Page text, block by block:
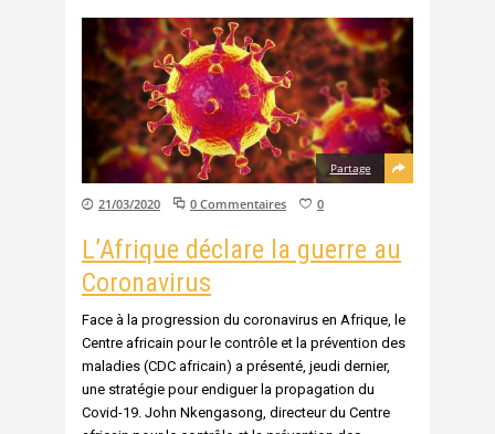
Partage
21/03/2020 0 Commentaires 0
L’Afrique déclare la guerre au
Coronavirus
Face à la progression du coronavirus en Afrique, le
Centre africain pour le contrôle et la prévention des
maladies (CDC africain) a présenté, jeudi dernier,
une stratégie pour endiguer la propagation du
Covid-19. John Nkengasong, directeur du Centre